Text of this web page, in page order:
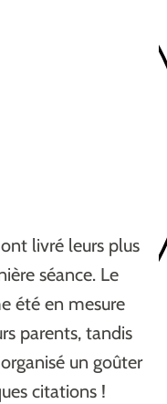
livré leurs plus
séance. Le
été en mesure
parents, tandis
un goûter
citations !